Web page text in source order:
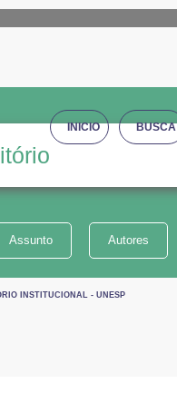
INICIO BUSCA
Assunto Autores
INSTITUCIONAL - UNESP